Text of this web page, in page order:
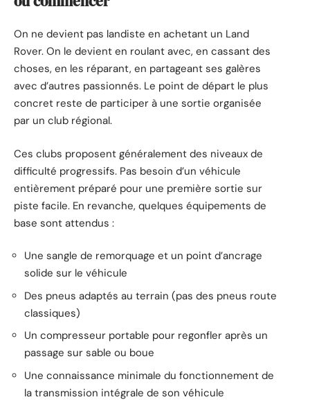
On ne devient pas landiste en achetant un Land
Rover. On le devient en roulant avec, en cassant des
choses, en les réparant, en partageant ses galères
avec d’autres passionnés. Le point de départ le plus
concret reste de participer à une sortie organisée
par un club régional.
Ces clubs proposent généralement des niveaux de
difficulté progressifs. Pas besoin d’un véhicule
entièrement préparé pour une première sortie sur
piste facile. En revanche, quelques équipements de
base sont attendus :
Une sangle de remorquage et un point d’ancrage
solide sur le véhicule
Des pneus adaptés au terrain (pas des pneus route
classiques)
Un compresseur portable pour regonfler après un
passage sur sable ou boue
Une connaissance minimale du fonctionnement de
la transmission intégrale de son véhicule